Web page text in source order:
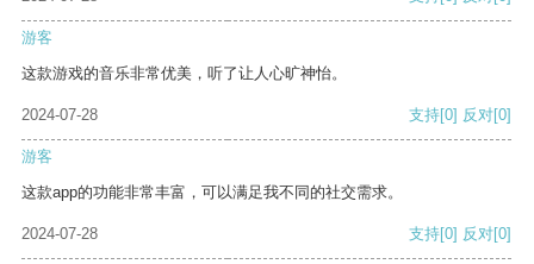
游客
这款游戏的音乐非常优美，听了让人心旷神怡。
2024-07-28 支持[0] 反对[0]
游客
这款app的功能非常丰富，可以满足我不同的社交需求。
2024-07-28 支持[0] 反对[0]